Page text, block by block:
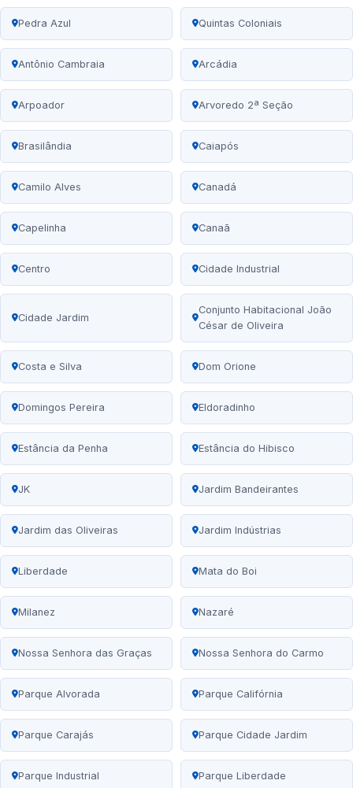
Pedra Azul Quintas Coloniais
Antônio Cambraia Arcádia
Arpoador Arvoredo 2ª Seção
Brasilândia Caiapós
Camilo Alves Canadá
Capelinha Canaã
Centro Cidade Industrial
Cidade Jardim
Conjunto Habitacional João
César de Oliveira
Costa e Silva Dom Orione
Domingos Pereira Eldoradinho
Estância da Penha Estância do Hibisco
JK Jardim Bandeirantes
Jardim das Oliveiras Jardim Indústrias
Liberdade Mata do Boi
Milanez Nazaré
Nossa Senhora das Graças Nossa Senhora do Carmo
Parque Alvorada Parque Califórnia
Parque Carajás Parque Cidade Jardim
Parque Industrial Parque Liberdade